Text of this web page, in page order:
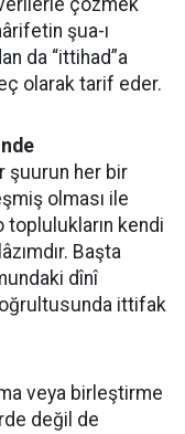
çözmek
şua-ı
da “ittihad”a
olarak tarif eder.
şuurun her bir
olması ile
kendi
Başta
dînî
ittifak
veya birleştirme
değil de